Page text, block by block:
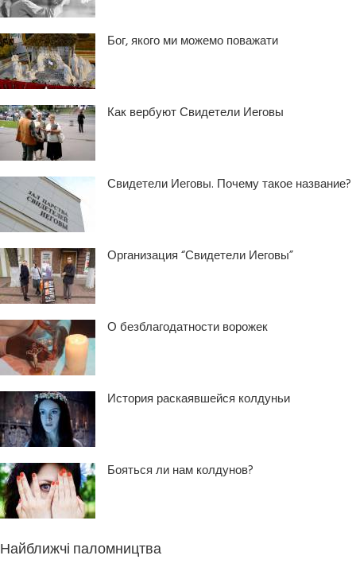
Бог, якого ми можемо поважати
Как вербуют Свидетели Иеговы
Свидетели Иеговы. Почему такое название?
Организация “Свидетели Иеговы”
О безблагодатности ворожек
История раскаявшейся колдуньи
Бояться ли нам колдунов?
Найближчі паломництва